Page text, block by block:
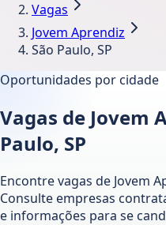
Vagas
Jovem Aprendiz
São Paulo, SP
Oportunidades por cidade
Vagas de Jovem
Paulo, SP
Encontre vagas de Jovem
Consulte empresas
e informações para se